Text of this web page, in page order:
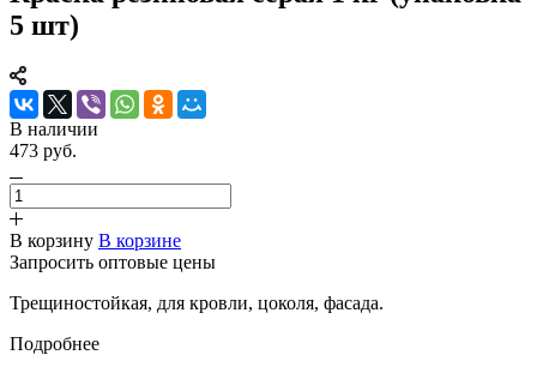
5 шт)
В наличии
473 руб.
В корзину В корзине
Запросить оптовые цены
Трещиностойкая, для кровли, цоколя, фасада.
Подробнее